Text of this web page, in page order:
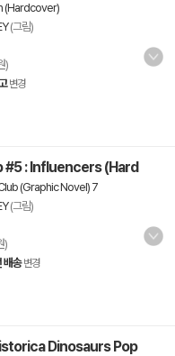
(Hardcover)
(그림)
)
변경
#5 : Influencers (Hard
(Graphic Novel) 7
(그림)
)
배송 변경
Dinosaurs Pop